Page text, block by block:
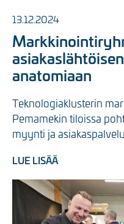
13.12.2024
anatomiaan
Teknologiaklusterin
Pemamekin tiloissa
myynti ja
LUE LISÄÄ